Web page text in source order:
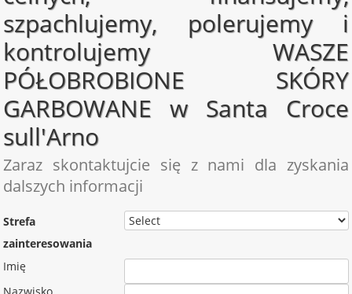
szpachlujemy, polerujemy i
kontrolujemy WASZE
PÓŁOBROBIONE SKÓRY
GARBOWANE w Santa Croce
sull'Arno
Zaraz skontaktujcie się z nami dla zyskania
dalszych informacji
Strefa
zainteresowania
Imię